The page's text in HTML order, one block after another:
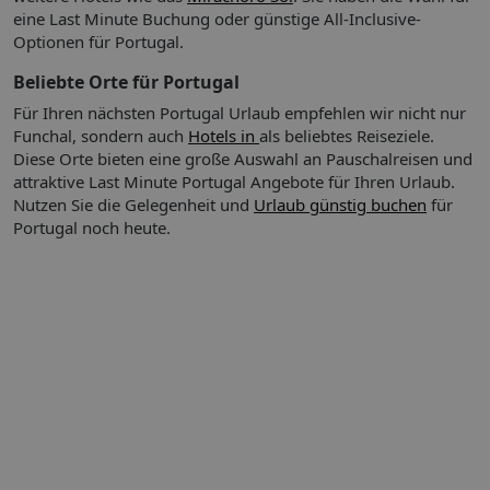
Beschreibung der Verpflegungsangebote:
Frühstück: kontinental
Sport & Fitness:Auf der Terrasse können die Gäste schönes
Wetter genießen.
So wohnen Sie:Das Hostel bietet private Zimmer und
gemischte Schlafsäle an. Die Etagenbetten in den Schlafsälen
eine Last Minute Buchung oder günstige All-Inclusive-
Optionen für Portugal.
Beliebte Orte für Portugal
Für Ihren nächsten Portugal Urlaub empfehlen wir nicht nur
Funchal, sondern auch Hotels in als beliebtes Reiseziele.
Diese Orte bieten eine große Auswahl an Pauschalreisen und
attraktive Last Minute Portugal Angebote für Ihren Urlaub.
Nutzen Sie die Gelegenheit und Urlaub günstig buchen für
Portugal noch heute.